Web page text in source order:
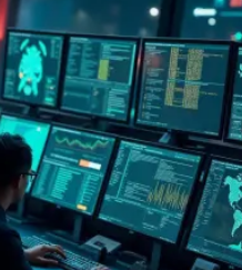
Sigorta
Yazı Tahtaları